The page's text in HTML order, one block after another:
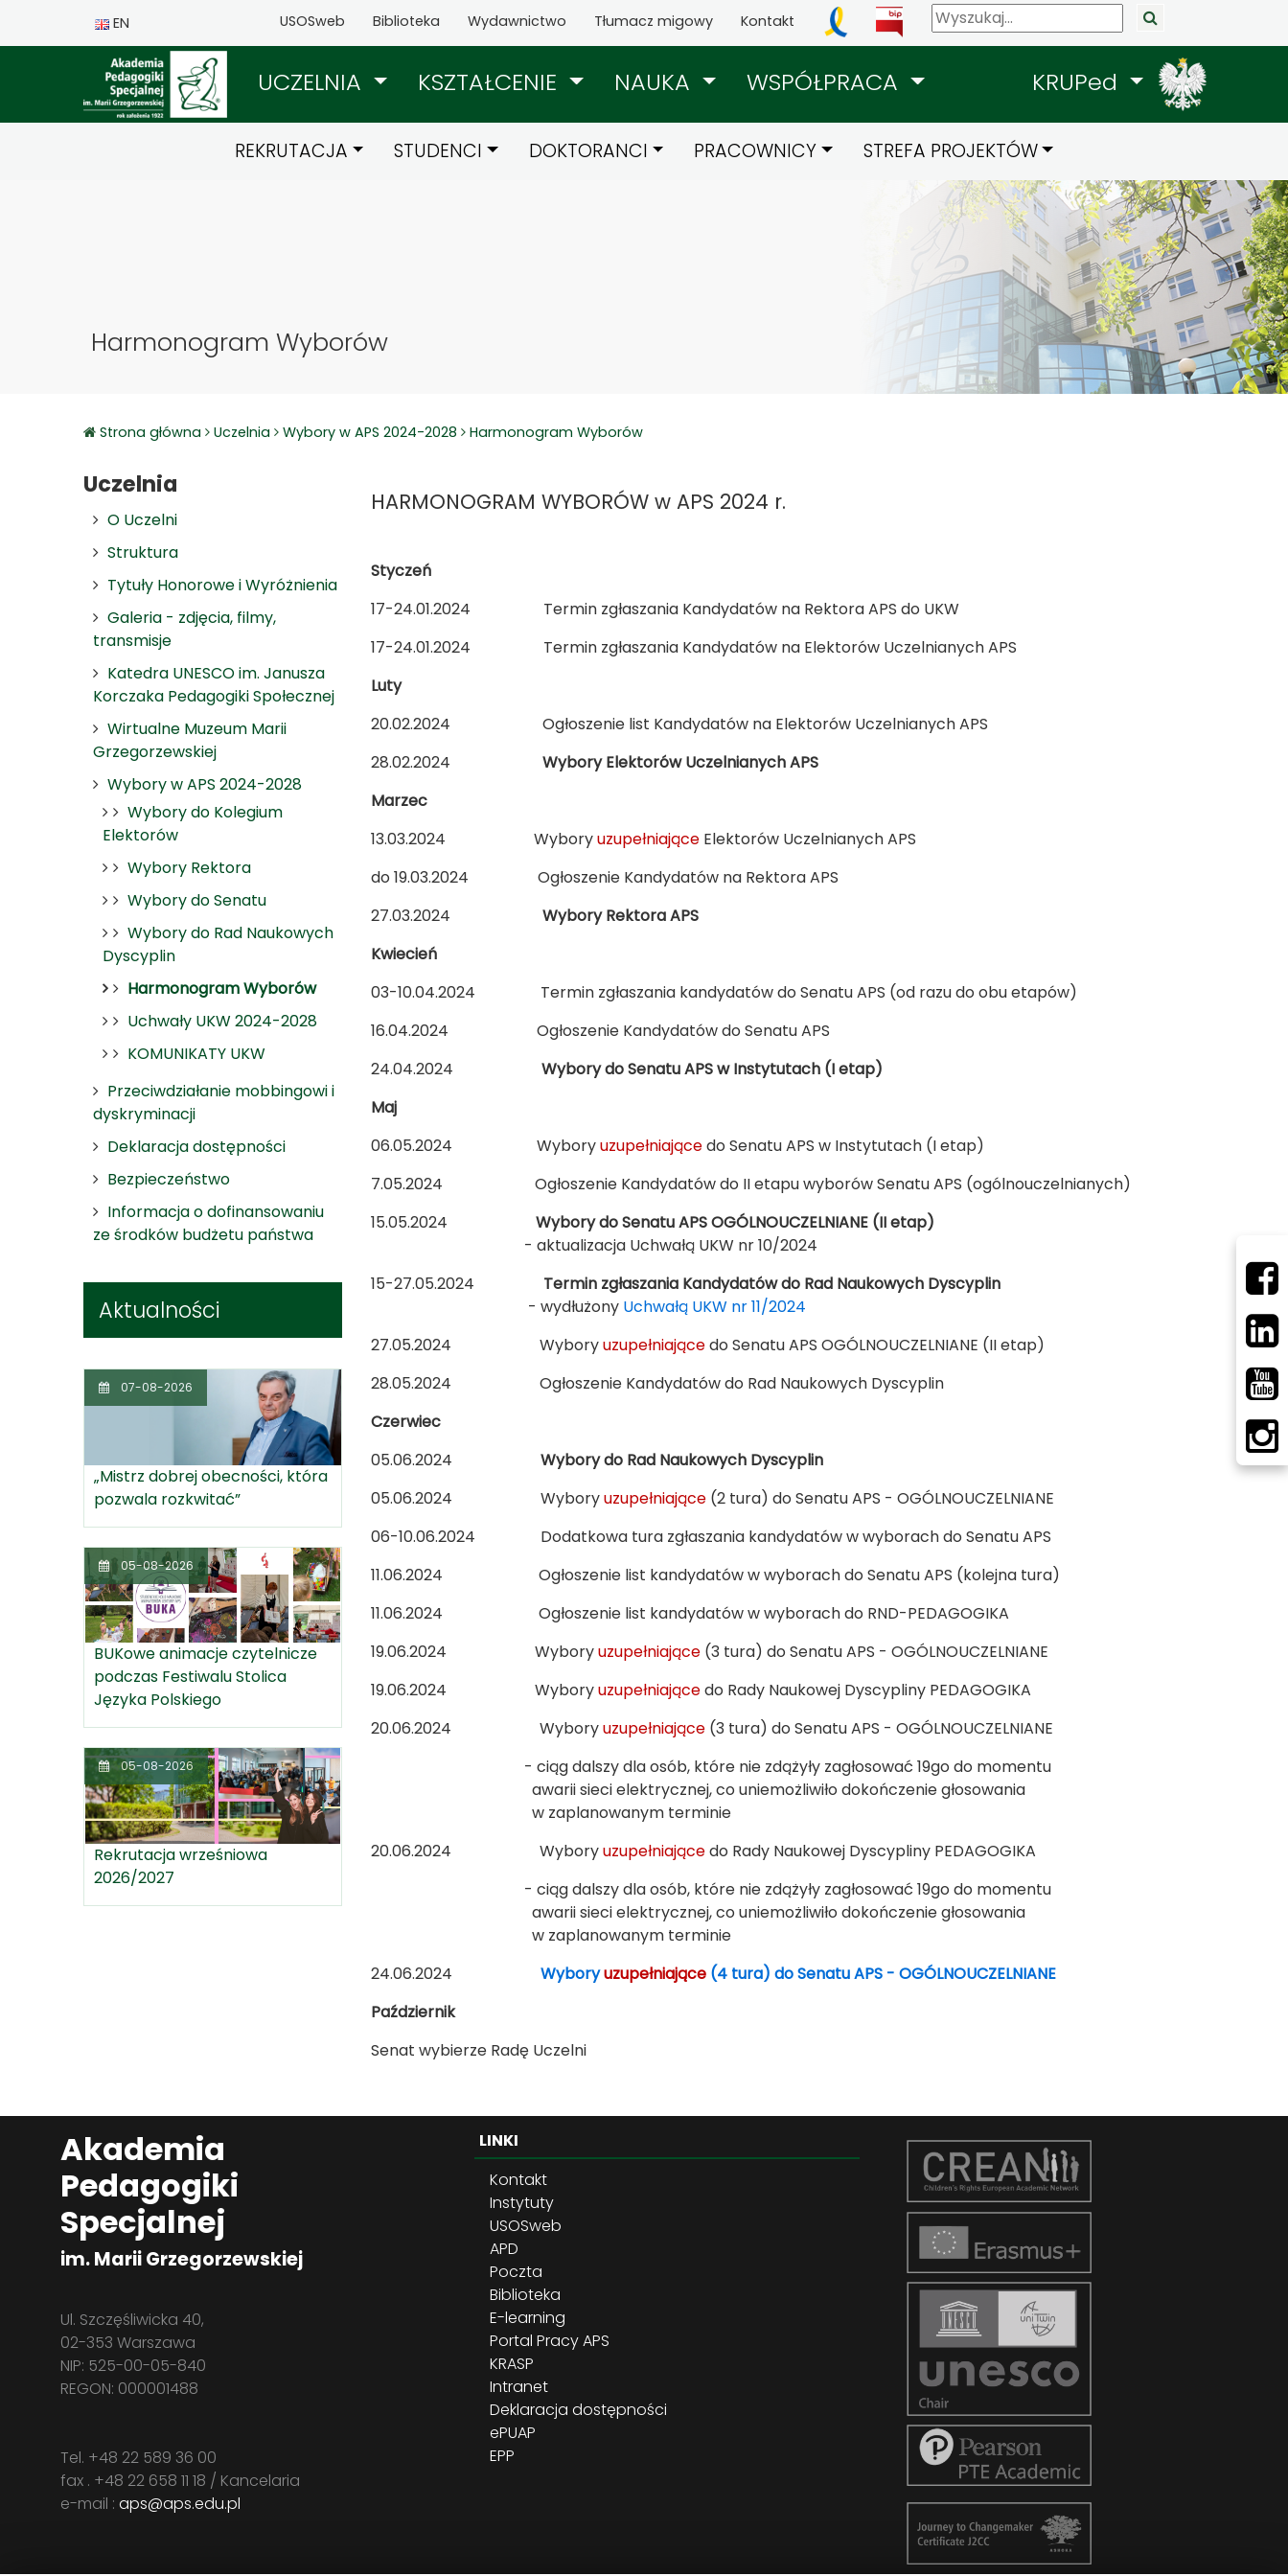
EN USOSweb Biblioteka Wydawnictwo Tłumacz migowy Kontakt
UCZELNIA KSZTAŁCENIE NAUKA WSPÓŁPRACA KRUPed
REKRUTACJA STUDENCI DOKTORANCI PRACOWNICY STREFA PROJEKTÓW
Harmonogram Wyborów
Strona główna Uczelnia Wybory w APS 2024-2028 Harmonogram Wyborów
Uczelnia
O Uczelni
Struktura
Tytuły Honorowe i Wyróżnienia
Galeria - zdjęcia, filmy,
transmisje
Katedra UNESCO im. Janusza
Korczaka Pedagogiki Społecznej
Wirtualne Muzeum Marii
Grzegorzewskiej
Wybory w APS 2024-2028
Wybory do Kolegium
Elektorów
Wybory Rektora
Wybory do Senatu
Wybory do Rad Naukowych
Dyscyplin
Harmonogram Wyborów
Uchwały UKW 2024-2028
KOMUNIKATY UKW
Przeciwdziałanie mobbingowi i
dyskryminacji
Deklaracja dostępności
Bezpieczeństwo
Informacja o dofinansowaniu
ze środków budżetu państwa
Aktualności
07-08-2026
„Mistrz dobrej obecności, która
pozwala rozkwitać”
05-08-2026
BUKowe animacje czytelnicze
podczas Festiwalu Stolica
Języka Polskiego
05-08-2026
Rekrutacja wrześniowa
2026/2027
HARMONOGRAM WYBORÓW w APS 2024 r.
Styczeń
17-24.01.2024 Termin zgłaszania Kandydatów na Rektora APS do UKW
17-24.01.2024 Termin zgłaszania Kandydatów na Elektorów Uczelnianych APS
Luty
20.02.2024 Ogłoszenie list Kandydatów na Elektorów Uczelnianych APS
28.02.2024 Wybory Elektorów Uczelnianych APS
Marzec
13.03.2024 Wyboryuzupełniające Elektorów Uczelnianych APS
do 19.03.2024 Ogłoszenie Kandydatów na Rektora APS
27.03.2024 Wybory Rektora APS
Kwiecień
03-10.04.2024 Termin zgłaszania kandydatów do Senatu APS (od razu do obu etapów)
16.04.2024 Ogłoszenie Kandydatów do Senatu APS
24.04.2024 Wybory do Senatu APS w Instytutach (I etap)
Maj
06.05.2024 Wyboryuzupełniającedo Senatu APS w Instytutach (I etap)
7.05.2024 Ogłoszenie Kandydatów do II etapu wyborów Senatu APS (ogólnouczelnianych)
15.05.2024 Wybory do Senatu APS OGÓLNOUCZELNIANE (II etap)
- aktualizacja Uchwałą UKW nr 10/2024
15-27.05.2024 Termin zgłaszania Kandydatów do Rad Naukowych Dyscyplin
- wydłużony Uchwałą UKW nr 11/2024
27.05.2024 Wyboryuzupełniającedo Senatu APS OGÓLNOUCZELNIANE (II etap)
28.05.2024 Ogłoszenie Kandydatów do Rad Naukowych Dyscyplin
Czerwiec
05.06.2024 Wybory do Rad Naukowych Dyscyplin
05.06.2024 Wyboryuzupełniające (2 tura) do Senatu APS - OGÓLNOUCZELNIANE
06-10.06.2024 Dodatkowa tura zgłaszania kandydatów w wyborach do Senatu APS
11.06.2024 Ogłoszenie list kandydatów w wyborach do Senatu APS (kolejna tura)
11.06.2024 Ogłoszenie list kandydatów w wyborach do RND-PEDAGOGIKA
19.06.2024 Wyboryuzupełniające (3 tura) do Senatu APS - OGÓLNOUCZELNIANE
19.06.2024 Wyboryuzupełniającedo Rady Naukowej Dyscypliny PEDAGOGIKA
20.06.2024 Wyboryuzupełniające (3 tura) do Senatu APS - OGÓLNOUCZELNIANE
- ciąg dalszy dla osób, które nie zdążyły zagłosować 19go do momentu
awarii sieci elektrycznej, co uniemożliwiło dokończenie głosowania
w zaplanowanym terminie
20.06.2024 Wyboryuzupełniającedo Rady Naukowej Dyscypliny PEDAGOGIKA
- ciąg dalszy dla osób, które nie zdążyły zagłosować 19go do momentu
awarii sieci elektrycznej, co uniemożliwiło dokończenie głosowania
w zaplanowanym terminie
24.06.2024 Wyboryuzupełniające (4 tura) do Senatu APS - OGÓLNOUCZELNIANE
Październik
Senat wybierze Radę Uczelni
Akademia
Pedagogiki
Specjalnej
im. Marii Grzegorzewskiej
Ul. Szczęśliwicka 40,
02-353 Warszawa
NIP: 525-00-05-840
REGON: 000001488
Tel. +48 22 589 36 00
fax . +48 22 658 11 18 / Kancelaria
e-mail : aps@aps.edu.pl
LINKI
Kontakt
Instytuty
USOSweb
APD
Poczta
Biblioteka
E-learning
Portal Pracy APS
KRASP
Intranet
Deklaracja dostępności
ePUAP
EPP